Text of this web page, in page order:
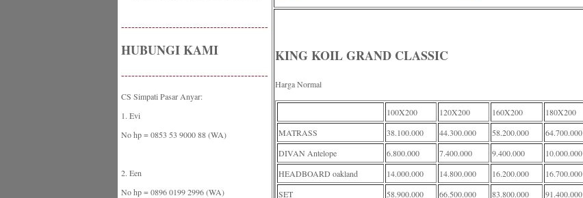
-------------------------------------------
HUBUNGI KAMI
-------------------------------------------
CS Simpati Pasar Anyar:
1. Evi
No hp = 0853 53 9000 88 (WA)
2. Een
No hp = 0896 0199 2996 (WA)
KING KOIL GRAND CLASSIC
Harga Normal
100X200 120X200 160X200 180X200
MATRASS
38.100.000 44.300.000 58.200.000 64.700.000
DIVAN Antelope
6.800.000 7.400.000 9.400.000 10.000.000
HEADBOARD oakland
14.000.000 14.800.000 16.200.000 16.700.000
SET
58.900.000 66.500.000 83.800.000 91.400.000